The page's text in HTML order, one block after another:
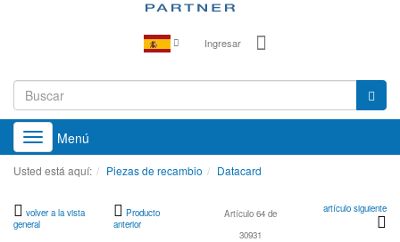
Ingresar
Toggle
navigation
Menú
Usted está aquí: Piezas de recambio Datacard
volver a la vista
general
Producto
anterior
Artículo 64 de
30931
artículo siguiente